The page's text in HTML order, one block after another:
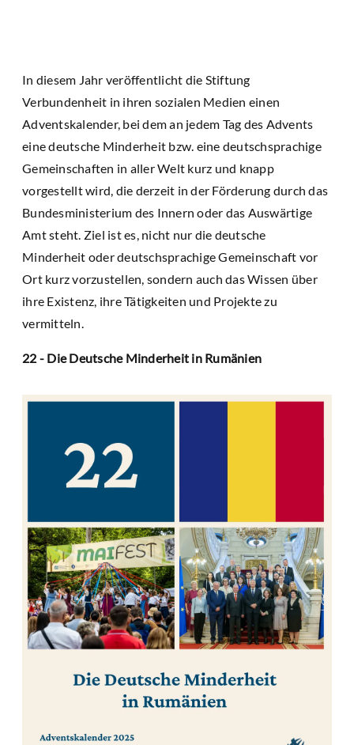
In diesem Jahr veröffentlicht die Stiftung
Verbundenheit in ihren sozialen Medien einen
Adventskalender, bei dem an jedem Tag des Advents
eine deutsche Minderheit bzw. eine deutschsprachige
Gemeinschaften in aller Welt kurz und knapp
vorgestellt wird, die derzeit in der Förderung durch das
Bundesministerium des Innern oder das Auswärtige
Amt steht. Ziel ist es, nicht nur die deutsche
Minderheit oder deutschsprachige Gemeinschaft vor
Ort kurz vorzustellen, sondern auch das Wissen über
ihre Existenz, ihre Tätigkeiten und Projekte zu
vermitteln.
22 - Die Deutsche Minderheit in Rumänien